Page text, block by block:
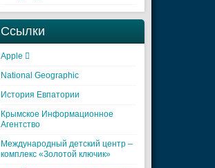
Ссылки
Apple 
National Geographic
История Евпатории
Крымское Информационное
Агентство
Международный детский центр –
комплекс «Золотой ключик»